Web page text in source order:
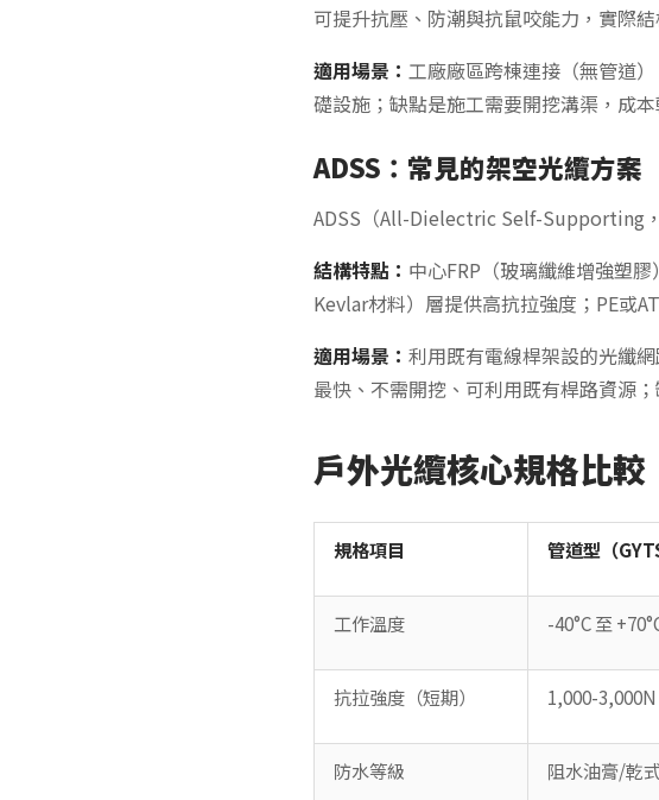
可提升抗壓、防潮與抗鼠咬能力，實際
適用場景： 工廠廠區跨棟連接（無管道
礎設施；缺點是施工需要開挖溝渠，成
ADSS：常見的架空光纜方案
ADSS（All-Dielectric Self-Supporting
結構特點： 中心FRP（玻璃纖維增強塑
Kevlar材料）層提供高抗拉強度；PE或
適用場景： 利用既有電線桿架設的光纖
最快、不需開挖、可利用既有桿路資源
戶外光纜核心規格比較
規格項目 管道型（
工作溫度 -40°C 至
抗拉強度（短期） 1,000-3,000N
防水等級 阻水油膏/乾